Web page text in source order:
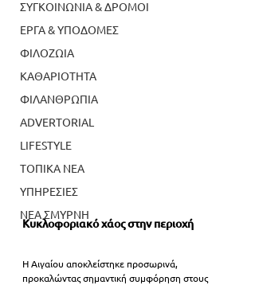
ΣΥΓΚΟΙΝΩΝΙΑ & ΔΡΟΜΟΙ
ΕΡΓΑ & ΥΠΟΔΟΜΕΣ
ΦΙΛΟΖΩΙΑ
ΚΑΘΑΡΙΟΤΗΤΑ
ΦΙΛΑΝΘΡΩΠΙΑ
ADVERTORIAL
LIFESTYLE
ΤΟΠΙΚΑ ΝΕΑ
ΥΠΗΡΕΣΙΕΣ
ΝΕΑ ΣΜΥΡΝΗ
Κυκλοφοριακό χάος στην περιοχή
Η Αιγαίου αποκλείστηκε προσωρινά,
προκαλώντας σημαντική συμφόρηση στους